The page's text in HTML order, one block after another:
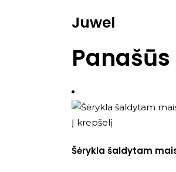
Juwel
Į krepšelį
Šėrykla šaldytam